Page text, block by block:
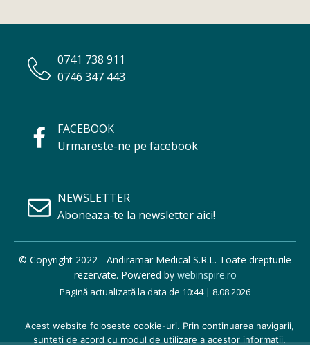
0741 738 911
0746 347 443
FACEBOOK
Urmareste-ne pe facebook
NEWSLETTER
Aboneaza-te la newsletter aici!
© Copyright 2022 - Andiramar Medical S.R.L. Toate drepturile
rezervate. Powered by webinspire.ro
Pagină actualizată la data de 10:44 | 8.08.2026
Acest website foloseste cookie-uri. Prin continuarea navigarii,
sunteti de acord cu modul de utilizare a acestor informatii.